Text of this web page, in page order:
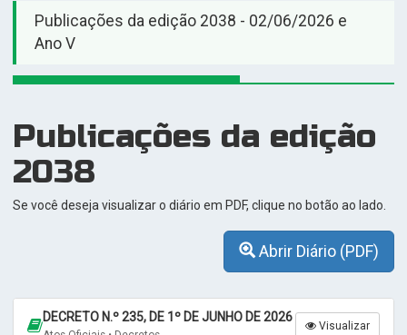
Publicações da edição 2038 - 02/06/2026 e
Ano V
Publicações da edição
2038
Se você deseja visualizar o diário em PDF, clique no botão ao lado.
Abrir Diário (PDF)
DECRETO N.º 235, DE 1º DE JUNHO DE 2026
Visualizar